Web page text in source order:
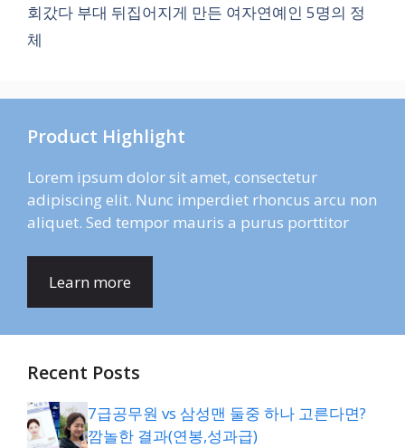
회갔다 부대 뒤집어지게 만든 여자연예인 5명의 정
체
Product Highlight
Lorem ipsum dolor sit amet, consectetur
adipiscing elit. Nunc imperdiet rhoncus arcu non
aliquet. Sed tempor mauris a purus porttitor
Learn more
Recent Posts
7급공무원 vs 삼성맨 둘중 하나 고른다면?
깜놀한 결과(연봉,성과급)